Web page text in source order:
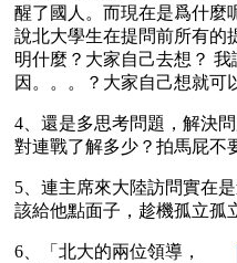
醒了國人。而現在是爲什
說北大學生在提問前所有的
明什麼？大家自己去想？
因。。。？大家自己想就可
4、還是多思考問題，解決
對連戰了解多少？拍馬屁不
5、連主席來大陸訪問實在
該給他點面子，趁機孤立孤
6、「北大的兩位領導，